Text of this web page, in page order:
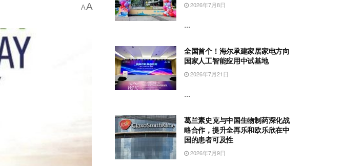
AA 2026年7月8日
...
全国首个！海尔承建家居家电方向
国家人工智能应用中试基地
2026年7月21日
...
葛兰素史克与中国生物制药深化战
略合作，提升全再乐和欧乐欣在中
国的患者可及性
2026年7月9日